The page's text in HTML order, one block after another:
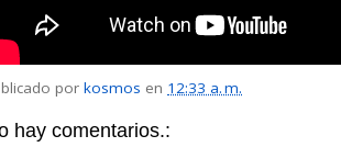
por kosmos en 12:33 a. m.
hay comentarios.: